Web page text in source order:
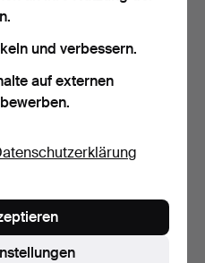
SVEN ENGSTRÖM &
GUNNAR MYRSTRAND.
Sideboar…
Beendet 12. Mai 2026
und verbessern.
auf externen